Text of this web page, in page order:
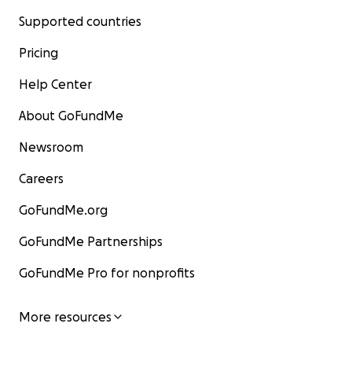
Supported countries
Pricing
Help Center
About GoFundMe
Newsroom
Careers
GoFundMe.org
GoFundMe Partnerships
GoFundMe Pro for nonprofits
More resources